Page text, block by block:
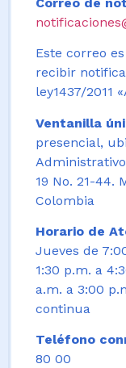
Este correo
recibir
ley1437/2011
Ventanilla
presencial,
19 No. 21-44.
Colombia
Horario de
Jueves de
1:30 p.m. a
a.m. a 3:00
continua
Teléfono
80 00